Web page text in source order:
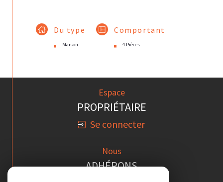
Du type
Maison
Comportant
4 Pièces
Espace
PROPRIÉTAIRE
Se connecter
Nous
ADHÉRONS